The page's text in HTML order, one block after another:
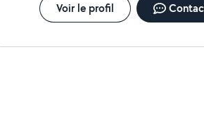
Voir le profil